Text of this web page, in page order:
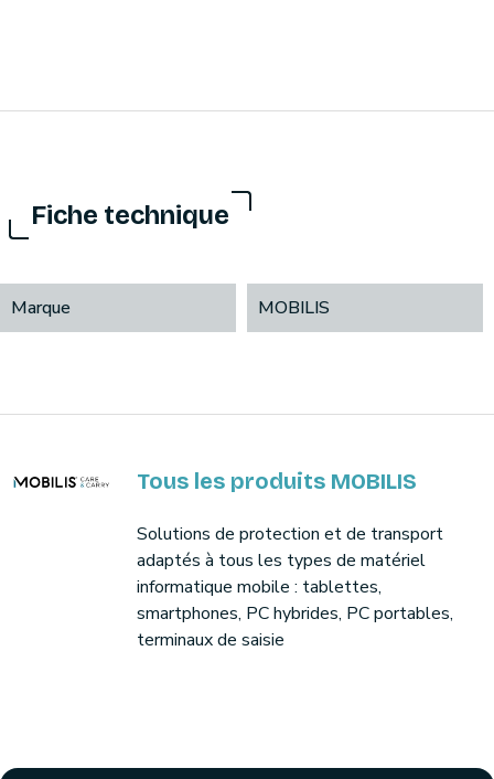
Fiche technique
Marque MOBILIS
Tous les produits MOBILIS
Solutions de protection et de transport
adaptés à tous les types de matériel
informatique mobile : tablettes,
smartphones, PC hybrides, PC portables,
terminaux de saisie